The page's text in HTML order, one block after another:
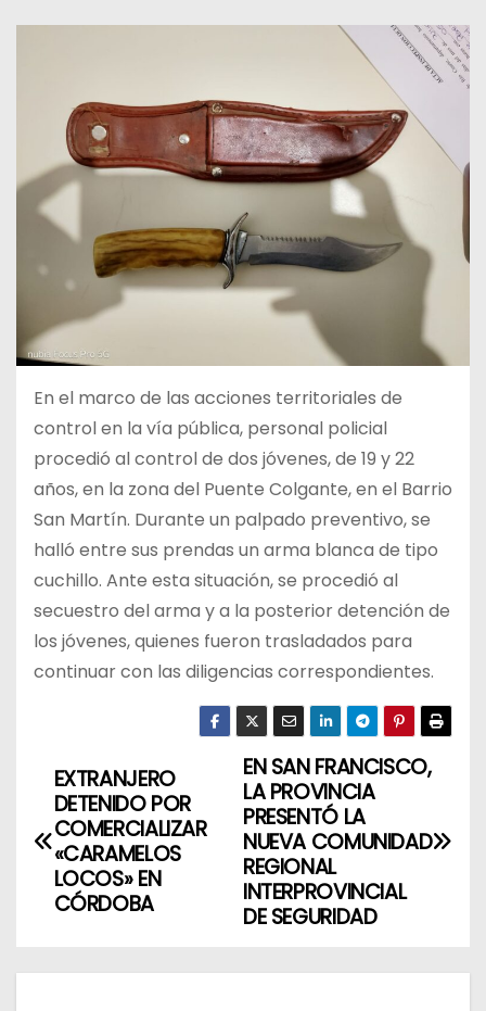
En el marco de las acciones territoriales de
control en la vía pública, personal policial
procedió al control de dos jóvenes, de 19 y 22
años, en la zona del Puente Colgante, en el Barrio
San Martín. Durante un palpado preventivo, se
halló entre sus prendas un arma blanca de tipo
cuchillo. Ante esta situación, se procedió al
secuestro del arma y a la posterior detención de
los jóvenes, quienes fueron trasladados para
continuar con las diligencias correspondientes.
N
a
EN SAN FRANCISCO,
LA PROVINCIA
PRESENTÓ LA
NUEVA COMUNIDAD
REGIONAL
INTERPROVINCIAL
DE SEGURIDAD
EXTRANJERO
DETENIDO POR
COMERCIALIZAR
«CARAMELOS
LOCOS» EN
CÓRDOBA